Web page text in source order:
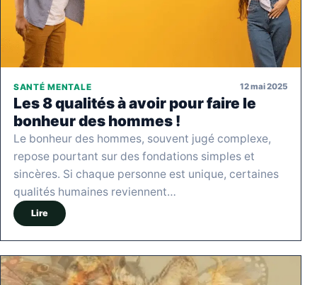
SANTÉ MENTALE 12 mai 2025
Les 8 qualités à avoir pour faire le
bonheur des hommes !
Le bonheur des hommes, souvent jugé complexe,
repose pourtant sur des fondations simples et
sincères. Si chaque personne est unique, certaines
qualités humaines reviennent…
Lire